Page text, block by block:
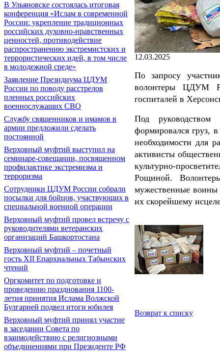
В Ульяновске состоялась итоговая
конференция «Ислам в современной
России: укрепление традиционных
российских духовно-нравственных
ценностей, противодействие
распространению экстремистских и
террористических идей, в том числе
в молодежной среде»
Заявление Президиума ЦДУМ
России по поводу расстрелов
пленных российских
военнослужащих СВО
Службу священников и имамов в
армии предложили сделать
постоянной
Верховный муфтий выступил на
семинаре-совещании, посвященном
профилактике экстремизма и
терроризма
Сотрудники ЦДУМ России собрали
посылки для бойцов, участвующих в
специальной военной операции
Верховный муфтий провел встречу с
руководителями ветеранских
организаций Башкортостана
Верховный муфтий – почетный
гость ХII Епархиальных Табынских
чтений
Оргкомитет по подготовке и
проведению празднования 1100-
летия принятия Ислама Волжской
Булгарией подвел итоги юбилея
Верховный муфтий принял участие
в заседании Совета по
взаимодействию с религиозными
объединениями при Президенте РФ
12.03.2025
По запросу
волонтеры ЦДУМ
госпиталей в
Под
формировался груз,
необходимости для
активисты
культурно-
Рощиной.
мужественные воины
их скорейшему
Возврат к списку